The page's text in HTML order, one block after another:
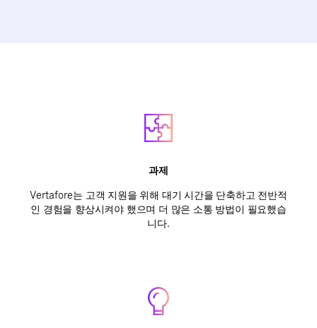
과제
Vertafore는 고객 지원을 위해 대기 시간을 단축하고 전반적
인 경험을 향상시켜야 했으며 더 많은 소통 방법이 필요했습
니다.